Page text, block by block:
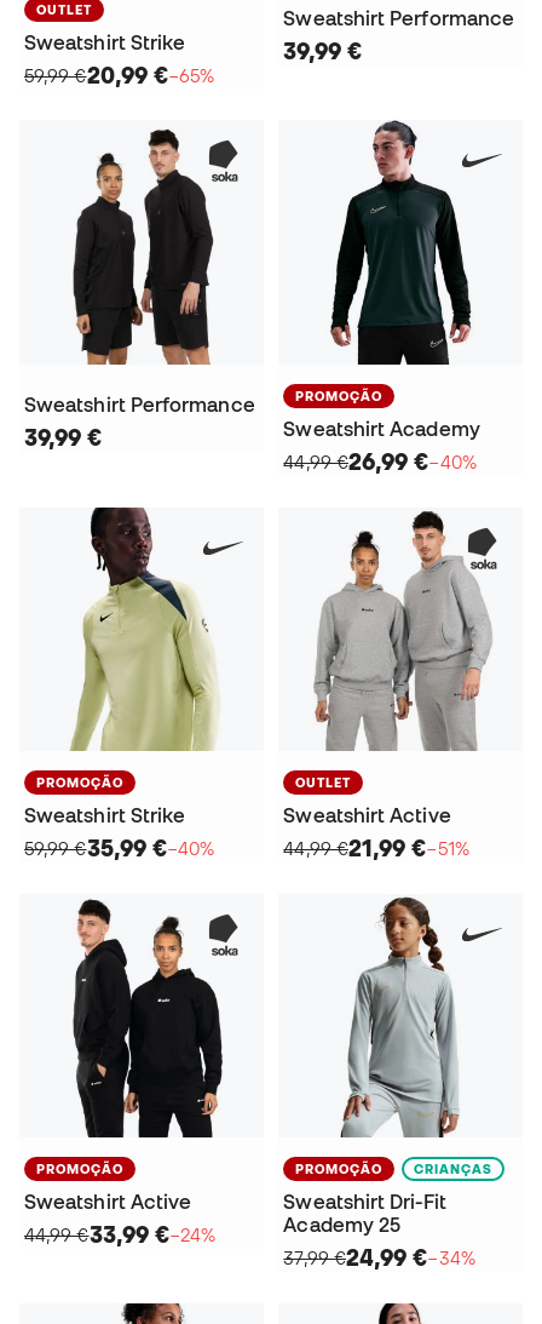
OUTLET
Sweatshirt Strike
59,99 €20,99 €−65%
Sweatshirt Performance
39,99 €
Sweatshirt Performance
39,99 €
PROMOÇÃO
Sweatshirt Academy
44,99 €26,99 €−40%
PROMOÇÃO
Sweatshirt Strike
59,99 €35,99 €−40%
OUTLET
Sweatshirt Active
44,99 €21,99 €−51%
PROMOÇÃO
Sweatshirt Active
44,99 €33,99 €−24%
PROMOÇÃO CRIANÇAS
Sweatshirt Dri-Fit
Academy 25
37,99 €24,99 €−34%